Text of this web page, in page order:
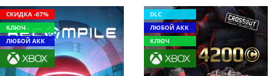
СКИДКА -67%
КЛЮЧ
ЛЮБОЙ АКК
DLC
ЛЮБОЙ АКК
КЛЮЧ